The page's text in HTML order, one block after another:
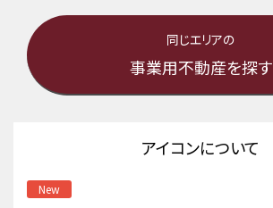
同じエリアの
事業用不動産を探す
アイコンについて
New